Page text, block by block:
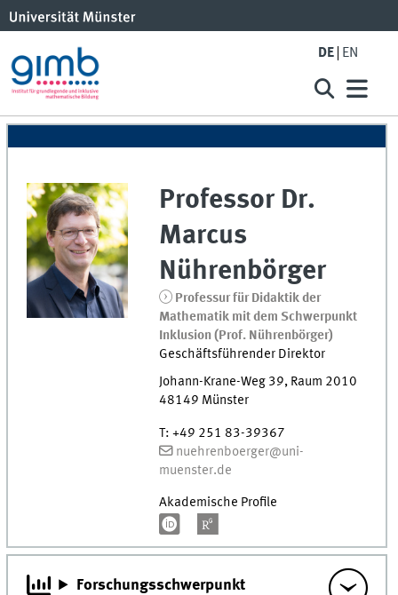
DE EN
Professor Dr.
Marcus
Nührenbörger
Professur für Didaktik der
Mathematik mit dem Schwerpunkt
Inklusion (Prof. Nührenbörger)
Geschäftsführender Direktor
Johann-Krane-Weg 39, Raum 2010
48149 Münster
T: +49 251 83-39367
nuehrenboerger@uni-
muenster.de
Akademische Profile
Forschungsschwerpunkt